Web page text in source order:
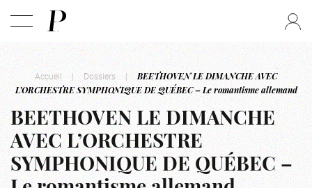
Accueil | Dossiers |
BEETHOVEN LE DIMANCHE AVEC
L’ORCHESTRE SYMPHONIQUE DE QUÉBEC – Le romantisme allemand
BEETHOVEN LE DIMANCHE
AVEC L’ORCHESTRE
SYMPHONIQUE DE QUÉBEC –